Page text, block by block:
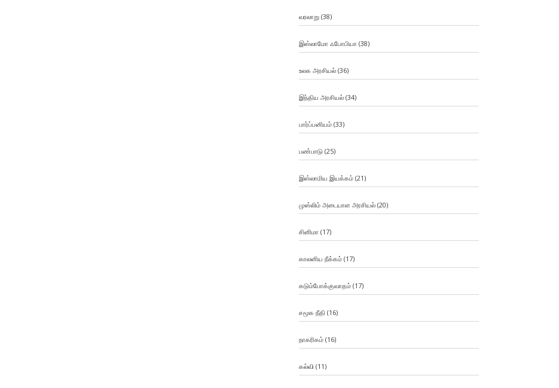
வரலாறு(38)
இஸ்லாமோ ஃபோபியா (38)
உலக அரசியல்(36)
இந்திய அரசியல்(34)
பார்ப்பனியம்(33)
பண்பாடு(25)
இஸ்லாமிய இயக்கம்(21)
முஸ்லிம் அடையாள அரசியல்(20)
சினிமா (17)
காலனிய நீக்கம்(17)
கடும்போக்குவாதம்(17)
சமூக நீதி (16)
நாகரிகம்(16)
கல்வி (11)